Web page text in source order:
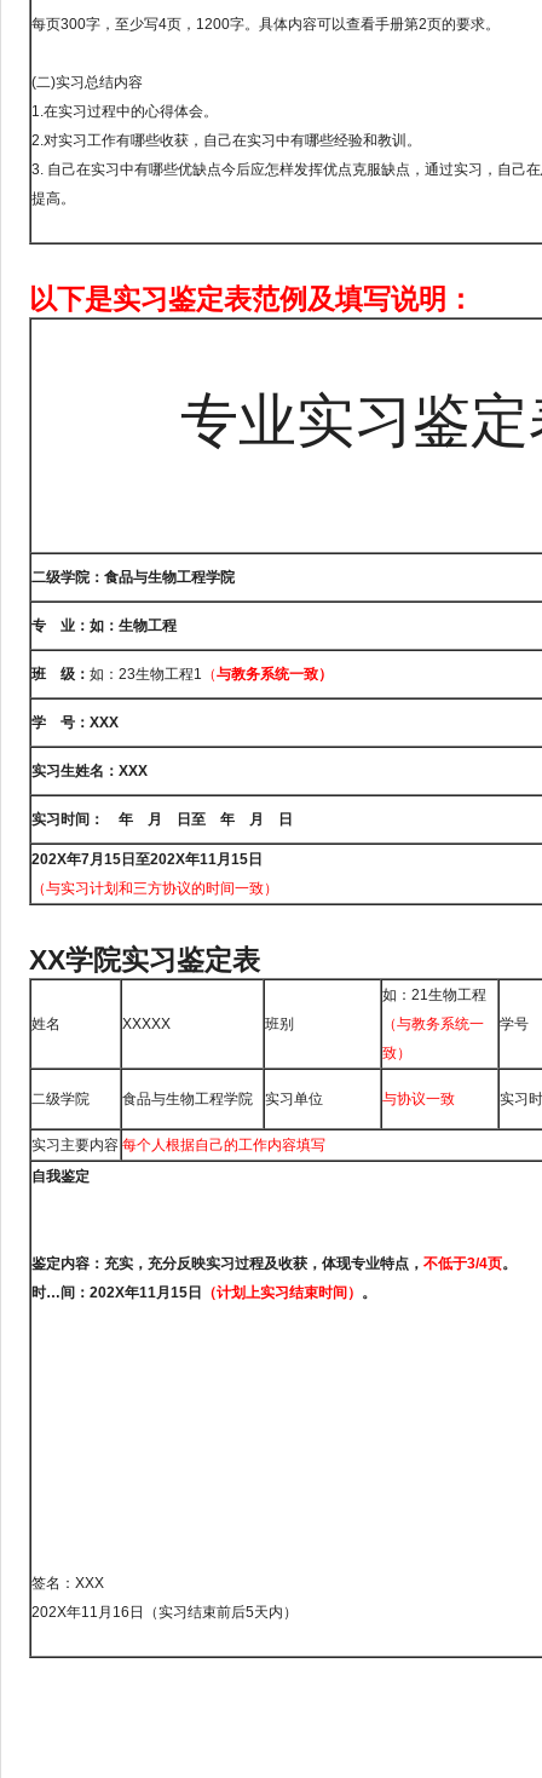
每页300字，至少写4页，1200字。具体内容可以查看手册第2页的要求。
(二)实习总结内容
1.在实习过程中的心得体会。
2.对实习工作有哪些收获，自己在实习中有哪些经验和教训。
3. 自己在实习中有哪些优缺点今后应怎样发挥优点克服缺点，通过实习，自己
提高。
以下是实习鉴定表范例及填写说明：
专业实习鉴定
二级学院：食品与生物工程学院
专 业：如：生物工程
班 级： 如：23生物工程1 （与教务系统一致）
学 号： XXX
实习生姓名： XXX
实习时间： 年 月 日至 年 月 日
202X年7月 15 日至202X年11月 15 日
（与实习计划和三方协议的时间一致）
XX学院实习鉴定表
姓名 XXXXX 班别
如：21生物工程
（与教务系统一
致）
学号
二级学院 食品与生物工程学院 实习单位 与协议一致 实习
实习主要内容 每个人根据自己的工作内容填写
自我鉴定
鉴定内容：充实，充分反映实习过程及收获，体现专业特点， 不低于3/4页。
时…间： 202X年11月 15 日 （计划上实习结束时间） 。
签名：XXX
202X年11月16日（实习结束前后5天内）